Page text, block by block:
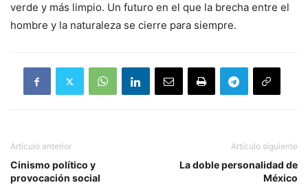
verde y más limpio. Un futuro en el que la brecha entre el
hombre y la naturaleza se cierre para siempre.
Artículo anterior
Cinismo político y
provocación social
Artículo siguiente
La doble personalidad de
México